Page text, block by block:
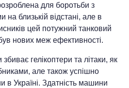
для боротьби з
на близькій відстані, але в
цей потужний танковий
нових меж ефективності.
гелікоптери та літаки, як
але також успішно
в Україні. Здатність машини